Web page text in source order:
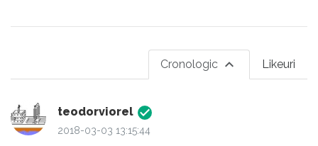
Likeuri
Cronologic
teodorviorel
2018-03-03 13:15:44